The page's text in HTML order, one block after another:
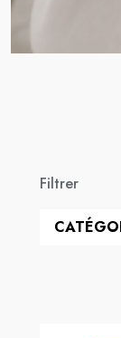
Filtrer